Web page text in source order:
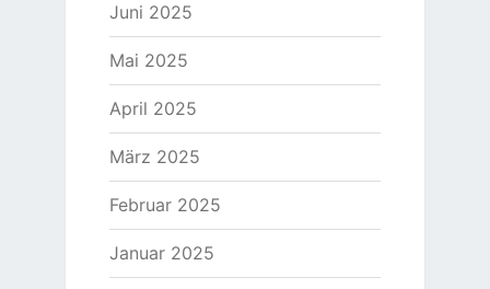
Juni 2025
Mai 2025
April 2025
März 2025
Februar 2025
Januar 2025